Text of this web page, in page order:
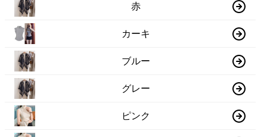
赤
カーキ
ブルー
グレー
ピンク